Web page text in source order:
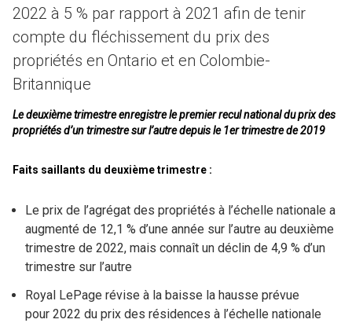
2022 à 5 % par rapport à 2021 afin de tenir
compte du fléchissement du prix des
propriétés en Ontario et en Colombie-
Britannique
Le deuxième trimestre enregistre le premier recul national du prix des
propriétés d’un trimestre sur l’autre depuis le 1er trimestre de 2019
Faits saillants du deuxième trimestre :
Le prix de l’agrégat des propriétés à l’échelle nationale a
augmenté de 12,1 % d’une année sur l’autre au deuxième
trimestre de 2022, mais connaît un déclin de 4,9 % d’un
trimestre sur l’autre
Royal LePage révise à la baisse la hausse prévue
pour 2022 du prix des résidences à l’échelle nationale